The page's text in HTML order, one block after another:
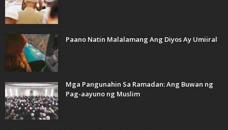
Paano Natin Malalamang Ang Diyos Ay Umiiral
Mga Pangunahin Sa Ramadan: Ang Buwan ng
Pag-aayuno ng Muslim